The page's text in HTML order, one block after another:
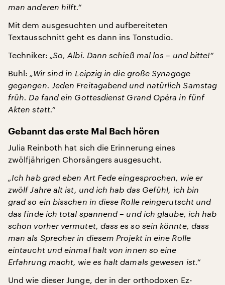
man anderen hilft.“
Mit dem ausgesuchten und aufbereiteten
Textausschnitt geht es dann ins Tonstudio.
Techniker: „So, Albi. Dann schieß mal los – und bitte!“
Buhl: „Wir sind in Leipzig in die große Synagoge
gegangen. Jeden Freitagabend und natürlich Samstag
früh. Da fand ein Gottesdienst Grand Opéra in fünf
Akten statt.“
Gebannt das erste Mal Bach hören
Julia Reinboth hat sich die Erinnerung eines
zwölfjährigen Chorsängers ausgesucht.
„Ich hab grad eben Art Fede eingesprochen, wie er
zwölf Jahre alt ist, und ich hab das Gefühl, ich bin
grad so ein bisschen in diese Rolle reingerutscht und
das finde ich total spannend – und ich glaube, ich hab
schon vorher vermutet, dass es so sein könnte, dass
man als Sprecher in diesem Projekt in eine Rolle
eintaucht und einmal halt von innen so eine
Erfahrung macht, wie es halt damals gewesen ist.“
Und wie dieser Junge, der in der orthodoxen Ez-